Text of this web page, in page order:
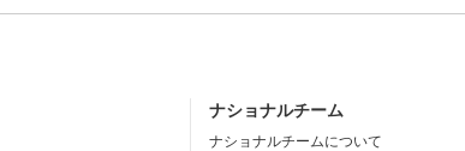
ナショナルチーム
ナショナルチームについて